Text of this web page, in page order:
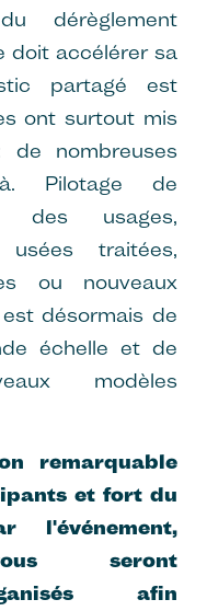
dérèglement
doit accélérer sa
partagé est
ont surtout mis
nombreuses
Pilotage de
des usages,
traitées,
ou nouveaux
désormais de
échelle et de
modèles
remarquable
et fort du
l'événement,
seront
afin